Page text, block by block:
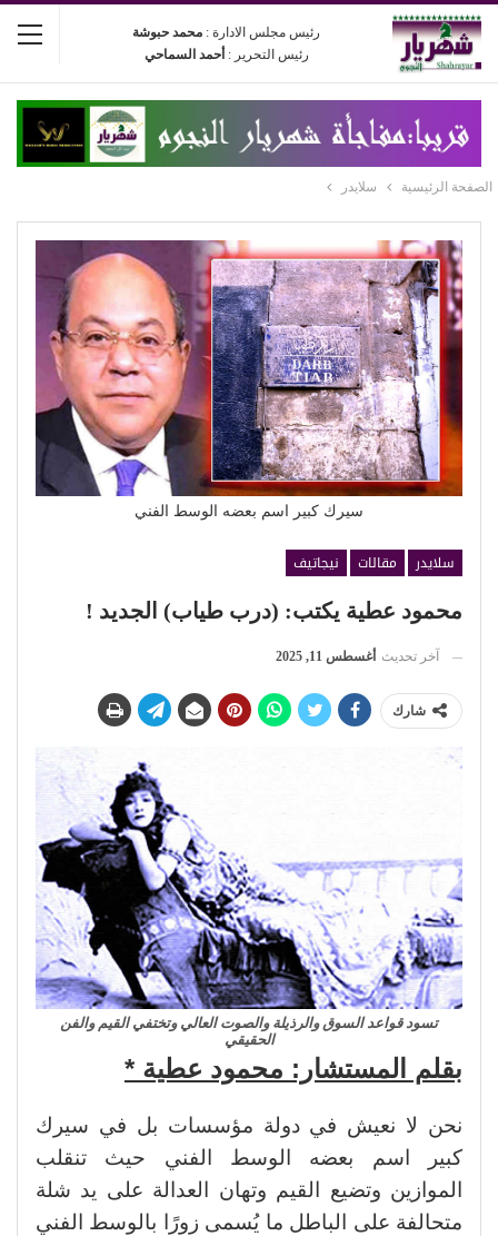
رئيس مجلس الادارة : محمد حبوشة
رئيس التحرير : أحمد السماحي
الصفحة الرئيسية سلايدر
سيرك كبير اسم بعضه الوسط الفني
سلايدر مقالات
نيجاتيف
محمود عطية يكتب: (درب طياب) الجديد !
آخر تحديث أغسطس 11, 2025
شارك
تسود قواعد السوق والرذيلة والصوت العالي وتختفي القيم والفن
الحقيقي
بقلم المستشار: محمود عطية *
نحن لا نعيش في دولة مؤسسات بل في سيرك
كبير اسم بعضه الوسط الفني حيث تنقلب
الموازين وتضيع القيم وتهان العدالة على يد شلة
متحالفة على الباطل ما يُسمى زورًا بالوسط الفني